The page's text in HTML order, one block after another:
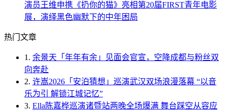
演员王维申携《扔你的猫》亮相第20届FIRST青年电影
展，演绎黑色幽默下的中年困局
热门文章
1. 余景天「年年有余」见面会官宣，空降成都与粉丝双
向奔赴
2. 许嵩2026「安泊猜想」巡演武汉双场浪漫落幕 “以音
乐为引 解锁江城记忆”
3. Ella陈嘉桦巡演诸暨站两晚全场爆满 舞台踩空从容应